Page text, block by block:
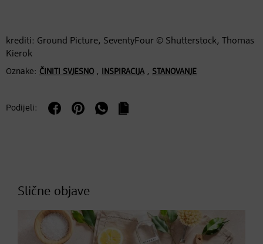
krediti: Ground Picture, SeventyFour © Shutterstock, Thomas
Kierok
Oznake: ČINITI SVJESNO , INSPIRACIJA, STANOVANJE
Podijeli:
Slične objave